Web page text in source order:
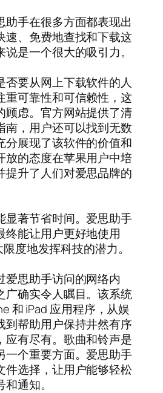
助手在很多方面都表现出
速、免费地查找和下载这
是一个很大的吸引力。
否要从网上下载软件的人
重可靠性和可信赖性，这
顾虑。官方网站提供了清
南，用户还可以找到无数
分展现了该软件的价值和
放的态度在苹果用户中培
提升了人们对爱思品牌的
显著节省时间。爱思助手
终能让用户更好地使用
度地发挥科技的潜力。
爱思助手访问的网络内
广确实令人瞩目。该系统
和 iPad 应用程序，从娱
到帮助用户保持井然有序
应有尽有。歌曲和铃声是
一个重要方面。爱思助手
件选择，让用户能够轻松
通知。